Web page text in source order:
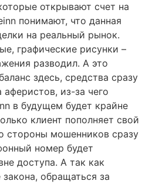
открывают счет на
понимают, что данная
на реальный рынок.
графические рисунки –
разводил. А это
здесь, средства сразу
из-за чего
в будущем будет крайне
клиент пополняет свой
стороны мошенников сразу
номер будет
доступа. А так как
обращаться за